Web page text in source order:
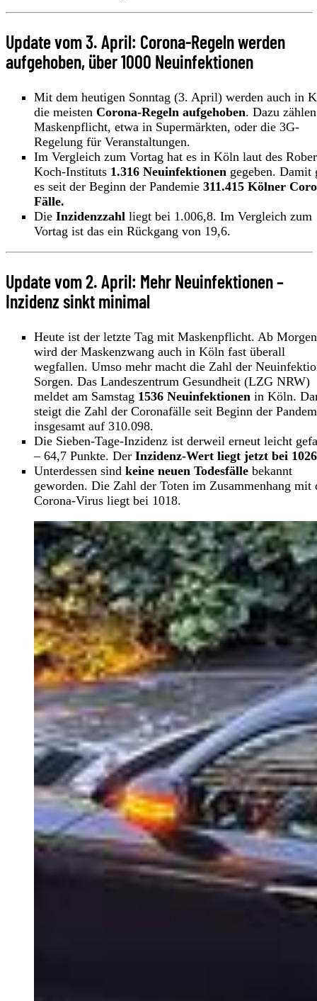
Update vom 3. April: Corona-Regeln werden
aufgehoben, über 1000 Neuinfektionen
Mit dem heutigen Sonntag (3. April) werden auch in
die meisten Corona-Regeln aufgehoben. Dazu
Maskenpflicht, etwa in Supermärkten, oder die 3G-
Regelung für Veranstaltungen.
Im Vergleich zum Vortag hat es in Köln laut des
Koch-Instituts 1.316 Neuinfektionen gegeben. Damit
es seit der Beginn der Pandemie 311.415 Kölner
Fälle.
Die Inzidenzzahl liegt bei 1.006,8. Im Vergleich zum
Vortag ist das ein Rückgang von 19,6.
Update vom 2. April: Mehr Neuinfektionen –
Inzidenz sinkt minimal
Heute ist der letzte Tag mit Maskenpflicht. Ab Morgen
wird der Maskenzwang auch in Köln fast überall
wegfallen. Umso mehr macht die Zahl der
Sorgen. Das Landeszentrum Gesundheit (LZG NRW)
meldet am Samstag 1536 Neuinfektionen in Köln.
steigt die Zahl der Coronafälle seit Beginn der
insgesamt auf 310.098.
Die Sieben-Tage-Inzidenz ist derweil erneut leicht
– 64,7 Punkte. Der Inzidenz-Wert liegt jetzt bei
Unterdessen sind keine neuen Todesfälle bekannt
geworden. Die Zahl der Toten im Zusammenhang mit
Corona-Virus liegt bei 1018.